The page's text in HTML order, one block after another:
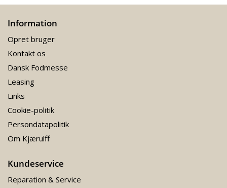
Information
Opret bruger
Kontakt os
Dansk Fodmesse
Leasing
Links
Cookie-politik
Persondatapolitik
Om Kjærulff
Kundeservice
Reparation & Service